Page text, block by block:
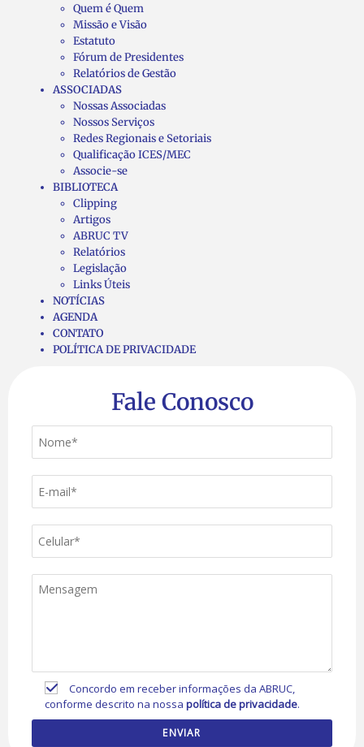
Quem é Quem
Missão e Visão
Estatuto
Fórum de Presidentes
Relatórios de Gestão
ASSOCIADAS
Nossas Associadas
Nossos Serviços
Redes Regionais e Setoriais
Qualificação ICES/MEC
Associe-se
BIBLIOTECA
Clipping
Artigos
ABRUC TV
Relatórios
Legislação
Links Úteis
NOTÍCIAS
AGENDA
CONTATO
POLÍTICA DE PRIVACIDADE
Fale Conosco
Concordo em receber informações da ABRUC,
conforme descrito na nossapolítica de privacidade.